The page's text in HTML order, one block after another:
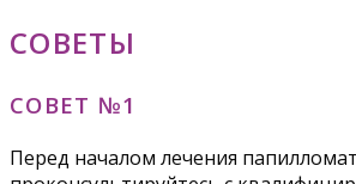
СОВЕТЫ
СОВЕТ №1
Перед началом лечения